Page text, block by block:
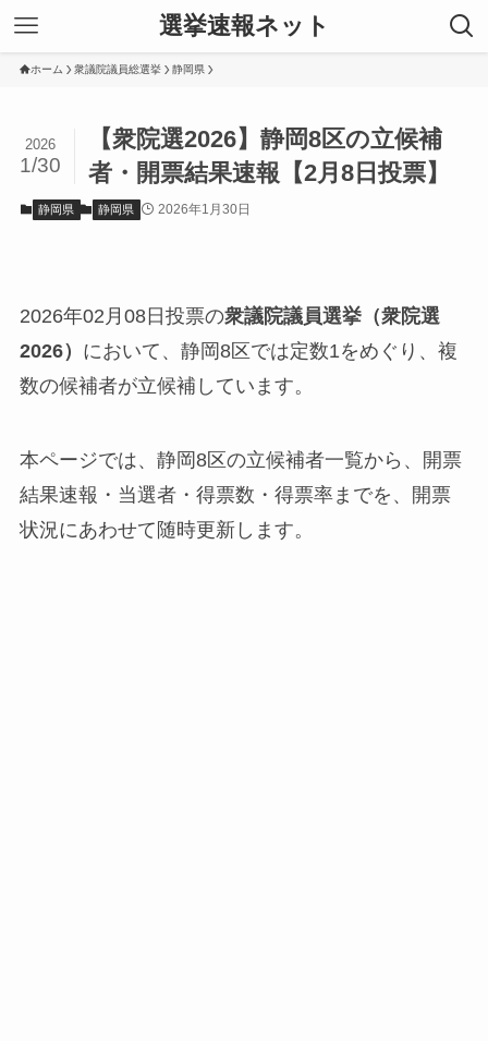
選挙速報ネット
ホーム 衆議院議員総選挙 静岡県
【衆院選2026】静岡8区の立候補
者・開票結果速報【2月8日投票】
2026
1/30
静岡県 静岡県 2026年1月30日
2026年02月08日投票の衆議院議員選挙（衆院選
2026） において、静岡8区では定数1をめぐり、複
数の候補者が立候補しています。
本ページでは、静岡8区の立候補者一覧から、開票
結果速報・当選者・得票数・得票率までを、開票
状況にあわせて随時更新します。